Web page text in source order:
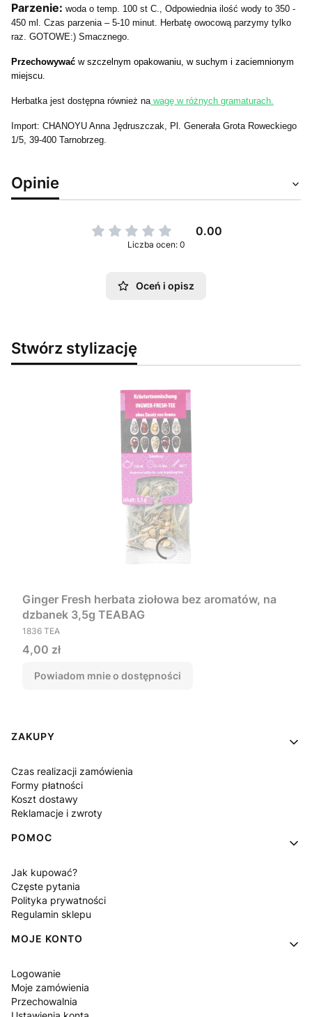
Parzenie: woda o temp. 100 st C., Odpowiednia ilość wody to 350 -
450 ml. Czas parzenia – 5-10 minut. Herbatę owocową parzymy tylko
raz. GOTOWE:) Smacznego.
Przechowywać w szczelnym opakowaniu, w suchym i zaciemnionym
miejscu.
Herbatka jest dostępna również nawagę w różnych gramaturach.
Import: CHANOYU Anna Jędruszczak, Pl. Generała Grota Roweckiego
1/5, 39-400 Tarnobrzeg.
Opinie
0.00
Liczba ocen: 0
Oceń i opisz
Stwórz stylizację
Ginger Fresh herbata ziołowa bez aromatów, na
dzbanek 3,5g TEABAG
PRODUCENT
1836 TEA
Cena
4,00 zł
Powiadom mnie o dostępności
Linki w stopce
ZAKUPY
Czas realizacji zamówienia
Formy płatności
Koszt dostawy
Reklamacje i zwroty
POMOC
Jak kupować?
Częste pytania
Polityka prywatności
Regulamin sklepu
MOJE KONTO
Logowanie
Moje zamówienia
Przechowalnia